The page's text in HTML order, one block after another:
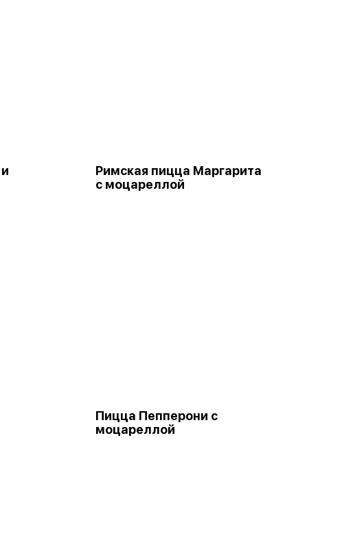
Римская пицца Маргарита
с моцареллой
Пицца Пепперони с
моцареллой